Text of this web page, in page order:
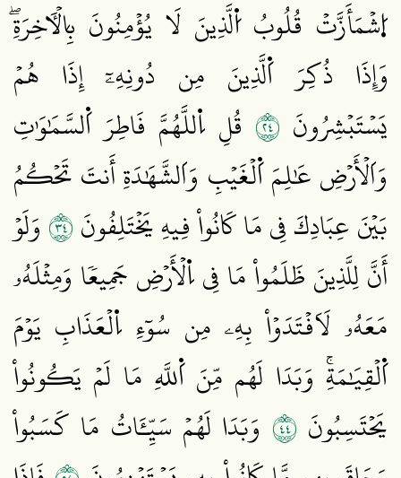
اُ۪شۡمَأَزَّتۡ قُلُوبُ اُ۬لَّذِينَ لَا يُؤۡمِنُونَ بِالۡأٓخِرَةِۖ
وَإِذَا ذُكِرَ اَ۬لَّذِينَ مِن دُونِهِۦٓ إِذَا هُمۡ
يَسۡتَبۡشِرُونَ ٤٢ قُلِ اِ۬للَّهُمَّ فَاطِرَ اَ۬لسَّمَٰوَٰتِ
وَاَلۡأَرۡضِ عَٰلِمَ اَ۬لۡغَيۡبِ وَاَلشَّهَٰدَةِ أَنتَ تَحۡكُمُ
بَيۡنَ عِبَادِكَ فِي مَا كَانُواْ فِيهِ يَخۡتَلِفُونَ٤٣وَلَوۡ
أَنَّ لِلَّذِينَ ظَلَمُواْ مَا فِي اِ۬لۡأَرۡضِ جَمِيعٗا وَمِثۡلَهُۥ
مَعَهُۥ لَاَفۡتَدَوۡاْ بِهِۦ مِن سُوٓءِ اِ۬لۡعَذَابِ يَوۡمَ
اَ۬لۡقِيَٰمَةِۚ وَبَدَا لَهُم مِّنَ اَ۬للَّهِ مَا لَمۡ يَكُونُواْ
يَحۡتَسِبُونَ ٤٤ وَبَدَا لَهُمۡ سَيِّـَٔاتُ مَا كَسَبُواْ